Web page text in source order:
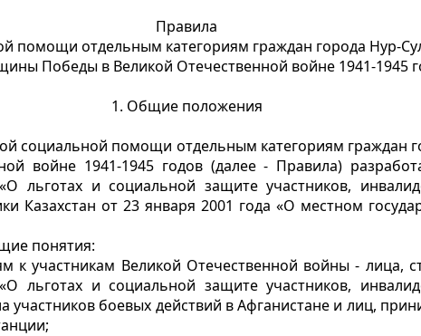
Правила
помощи отдельным категориям граждан города Нур-
Победы в Великой Отечественной войне 1941-1945
1. Общие положения
социальной помощи отдельным категориям граждан
войне 1941-1945 годов (далее - Правила)
льготах и социальной защите участников,
Казахстан от 23 января 2001 года «О местном
понятия:
участникам Великой Отечественной войны - лица,
льготах и социальной защите участников,
боевых действий в Афганистане и лиц,